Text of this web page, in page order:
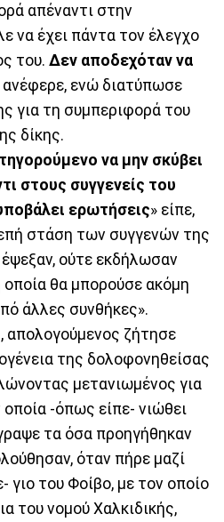
απέναντι στην
να έχει πάντα τον έλεγχο
του. Δεν αποδεχόταν να
ανέφερε, ενώ διατύπωσε
για τη συμπεριφορά του
δίκης.
να μην σκύβει
στους συγγενείς του
ερωτήσεις» είπε,
στάση των συγγενών της
ούτε εκδήλωσαν
οποία θα μπορούσε ακόμη
άλλες συνθήκες».
απολογούμενος ζήτησε
της δολοφονηθείσας
μετανιωμένος για
-όπως είπε- νιώθει
τα όσα προηγήθηκαν
όταν πήρε μαζί
γιο του Φοίβο, με τον οποίο
του νομού Χαλκιδικής,